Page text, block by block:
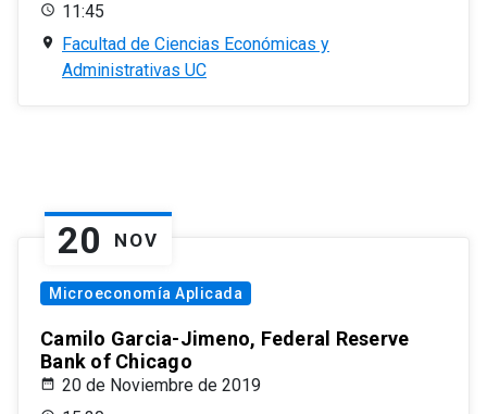
11:45
Facultad de Ciencias Económicas y
Administrativas UC
20 NOV
Microeconomía Aplicada
Camilo Garcia-Jimeno, Federal Reserve
Bank of Chicago
20 de Noviembre de 2019